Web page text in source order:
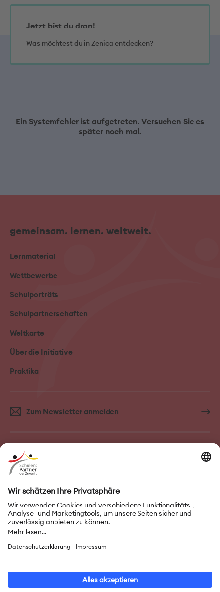
Jetzt bist du dran!
Was möchtest du in Zenica entdecken?
Ein Systemfehler ist aufgetreten. Versuchen Sie es
später noch mal.
gemeinsam. lernen. weltweit.
Lernmaterial
Wettbewerbe
Schulporträts
Schulpartnerschaften
Weltkarte
Über die Initiative
Praktika
Zum Newsletter anmelden
FAQ–Häufige Fragen Kontakt
Nutzungsbedingungen
Datenschutz
Privatsphäre-Einstellungen
Leichte Sprache
Erklärung zur Barrierefreiheit